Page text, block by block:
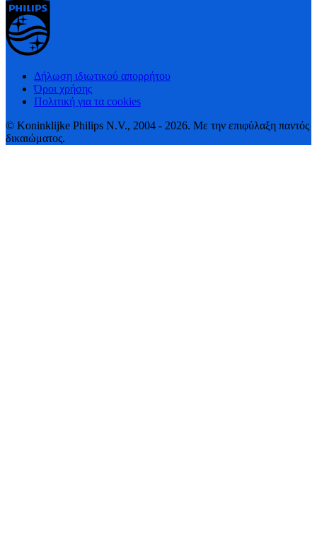
Δήλωση ιδιωτικού απορρήτου
Όροι χρήσης
Πολιτική για τα cookies
© Koninklijke Philips N.V., 2004 - 2026. Με την επιφύλαξη παντός
δικαιώματος.